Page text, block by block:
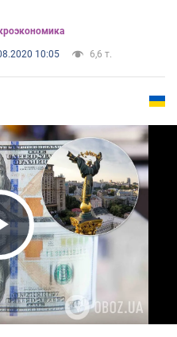
10:05 6,6 т.
Video